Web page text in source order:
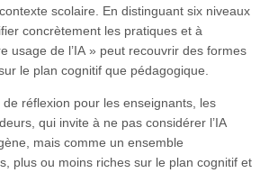
contexte scolaire. En distinguant six niveaux
concrètement les pratiques et à
usage de l’IA » peut recouvrir des formes
le plan cognitif que pédagogique.
de réflexion pour les enseignants, les
qui invite à ne pas considérer l’IA
mais comme un ensemble
plus ou moins riches sur le plan cognitif et